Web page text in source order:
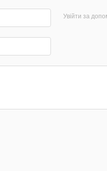
Увійти за